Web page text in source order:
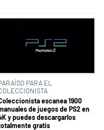
PARA EL
escanea 1900
de juegos de PS2 en
y puedes descargarlos
gratis